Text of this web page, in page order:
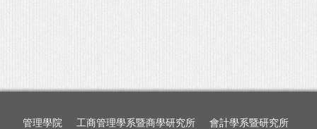
管理學院 工商管理學系暨商學研究所 會計學系暨研究所